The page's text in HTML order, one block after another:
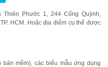
Thiên Phước 1, 244 Cống Quỳnh,
HCM. Hoặc địa điểm cụ thể được
bản mềm), các biểu mẫu ứng dụng